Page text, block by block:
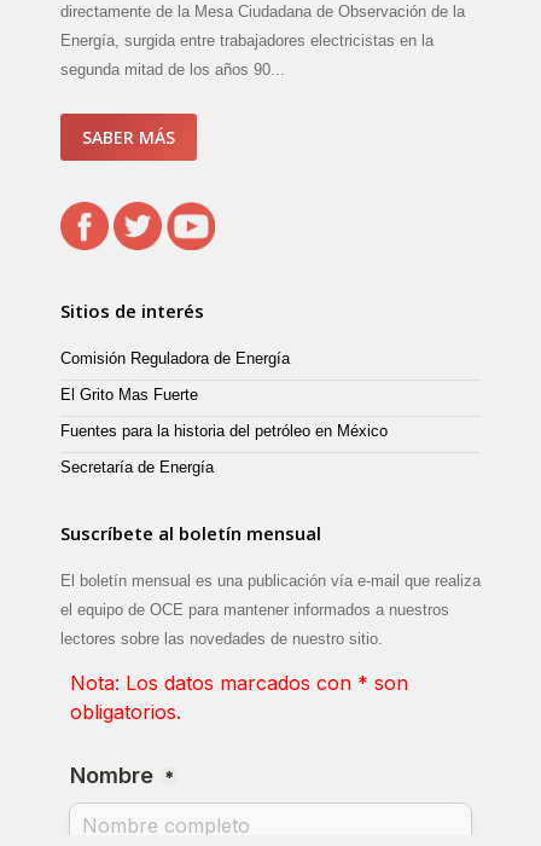
directamente de la Mesa Ciudadana de Observación de la
Energía, surgida entre trabajadores electricistas en la
segunda mitad de los años 90...
SABER MÁS
Sitios de interés
Comisión Reguladora de Energía
El Grito Mas Fuerte
Fuentes para la historia del petróleo en México
Secretaría de Energía
Suscríbete al boletín mensual
El boletín mensual es una publicación vía e-mail que realiza
el equipo de OCE para mantener informados a nuestros
lectores sobre las novedades de nuestro sitio.